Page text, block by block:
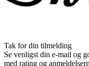
Tak for din tilmelding
Se venligst din e-mail og
med rating og